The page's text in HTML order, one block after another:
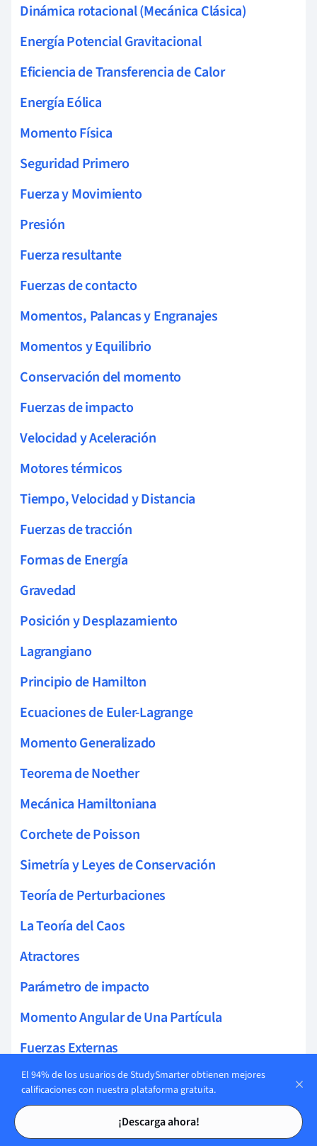
Tarjetas de estudio
Tarjetas de estudio
Dinámica rotacional (Mecánica Clásica)
Energía Potencial Gravitacional
Eficiencia de Transferencia de Calor
Energía Eólica
Momento Física
Seguridad Primero
Fuerza y Movimiento
Presión
Fuerza resultante
Fuerzas de contacto
Momentos, Palancas y Engranajes
Momentos y Equilibrio
Conservación del momento
Fuerzas de impacto
Velocidad y Aceleración
Motores térmicos
Tiempo, Velocidad y Distancia
Fuerzas de tracción
Formas de Energía
Gravedad
Posición y Desplazamiento
Lagrangiano
Principio de Hamilton
Ecuaciones de Euler-Lagrange
Momento Generalizado
Teorema de Noether
Mecánica Hamiltoniana
Corchete de Poisson
Simetría y Leyes de Conservación
Teoría de Perturbaciones
La Teoría del Caos
Atractores
Parámetro de impacto
Momento Angular de Una Partícula
Fuerzas Externas
Oscilador Armónico Simple
Oscilador Amortiguado Forzado
Osciladores acoplados
El 94% de los usuarios de StudySmarter obtienen mejores
calificaciones con nuestra plataforma gratuita.
¡Descarga ahora!